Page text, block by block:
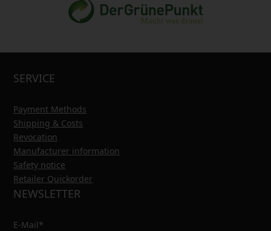
SERVICE
Payment Methods
Shipping & Costs
Revocation
Manufacturer information
Safety notice
Retailer Quickorder
NEWSLETTER
E-Mail*